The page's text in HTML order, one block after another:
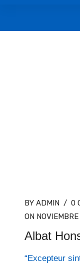
BY ADMIN / 0
ON
Albat
“Excepteur